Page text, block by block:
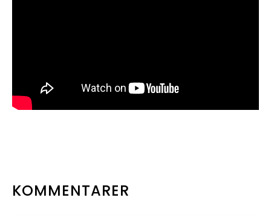
LÆSERINTERAKTIONER
KOMMENTARER